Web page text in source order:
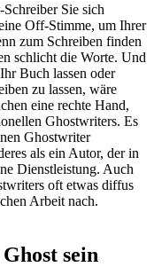
Sie sich
Off-Stimme, um Ihrer
zum Schreiben finden
schlicht die Worte. Und
Buch lassen oder
zu lassen, wäre
eine rechte Hand,
Ghostwriters. Es
Ghostwriter
als ein Autor, der in
Dienstleistung. Auch
oft etwas diffus
Arbeit nach.
sein